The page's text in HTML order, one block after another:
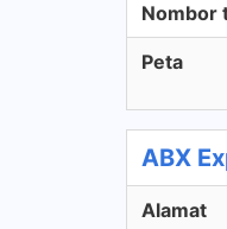
Nombor
Peta
ABX
Alamat